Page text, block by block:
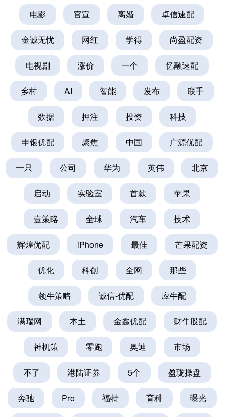
电影 官宣 离婚 卓信速配
金诚无忧 网红 学得 尚盈配资
电视剧 涨价 一个 忆融速配
乡村 AI 智能 发布 联手
数据 押注 投资 科技
申银优配 聚焦 中国 广源优配
一只 公司 华为 英伟 北京
启动 实验室 首款 苹果
壹策略 全球 汽车 技术
辉煌优配 iPhone 最佳 芒果配资
优化 科创 全网 那些
领牛策略 诚信-优配 应牛配
满瑞网 本土 金鑫优配 财牛股配
神机策 零跑 奥迪 市场
不了 港陆证券 5个 盈珑操盘
奔驰 Pro 福特 育种 曝光